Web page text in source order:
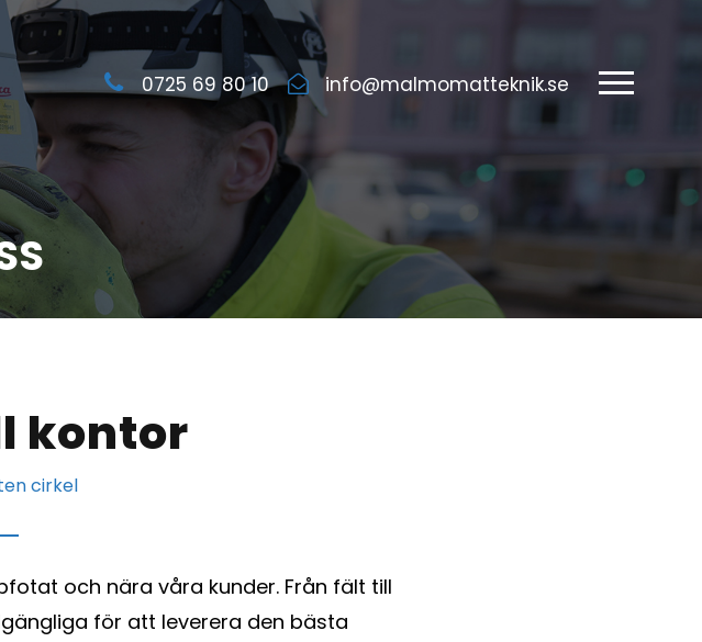
0725 69 80 10 info@malmomatteknik.se
kontor
cirkel
och nära våra kunder. Från fält till
för att leverera den bästa